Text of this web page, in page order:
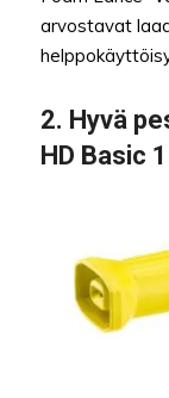
arvostavat
2. Hyvä
HD Basic 1